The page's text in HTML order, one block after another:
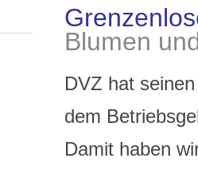
Blumen
DVZ hat
dem
Damit haben